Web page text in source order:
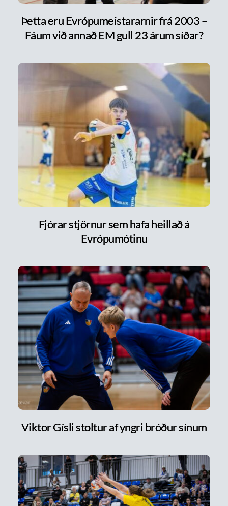
Þetta eru Evrópumeistararnir frá 2003 –
Fáum við annað EM gull 23 árum síðar?
Fjórar stjörnur sem hafa heillað á
Evrópumótinu
Viktor Gísli stoltur af yngri bróður sínum